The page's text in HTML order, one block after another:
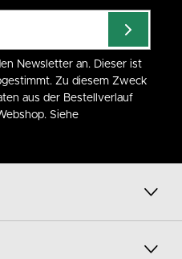
Cardigans und Hoodies für
Newsletter an. Dieser ist
Zu diesem Zweck
aus der Bestellverlauf
Siehe